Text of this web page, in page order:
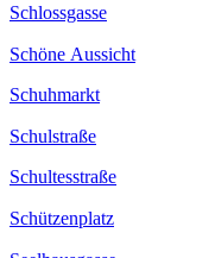
Schlossgasse
Schöne Aussicht
Schuhmarkt
Schulstraße
Schultesstraße
Schützenplatz